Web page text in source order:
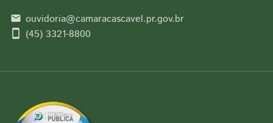
email ouvidoria@camaracascavel.pr.gov.br
smartphone (45) 3321-8800